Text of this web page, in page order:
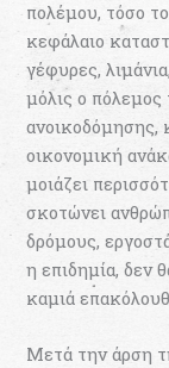
πολέμου, τόσο
κεφάλαιο
γέφυρες,
μόλις ο πόλεμος
ανοικοδόμησης,
οικονομική
μοιάζει
σκοτώνει
δρόμους,
η επιδημία, δεν
καμιά
Μετά την άρση